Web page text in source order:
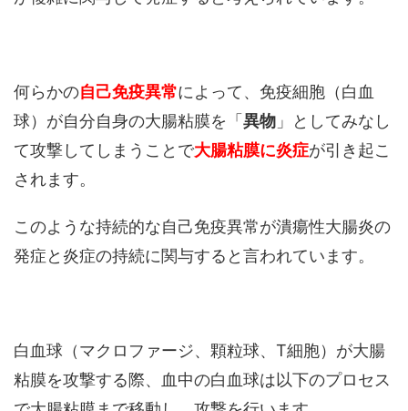
何らかの自己免疫異常によって、免疫細胞（白血
球）が自分自身の大腸粘膜を「 異物 」としてみなし
て攻撃してしまうことで大腸粘膜に炎症が引き起こ
されます。
このような持続的な自己免疫異常が潰瘍性大腸炎の
発症と炎症の持続に関与すると言われています。
白血球（マクロファージ、顆粒球、T細胞）が大腸
粘膜を攻撃する際、血中の白血球は以下のプロセス